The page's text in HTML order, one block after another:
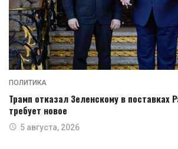
ПОЛИТИКА
Трамп отказал Зеленскому в поставках
требует новое
5 августа, 2026